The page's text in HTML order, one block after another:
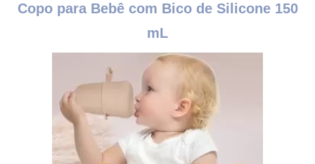
Copo para Bebê com Bico de Silicone 150
mL